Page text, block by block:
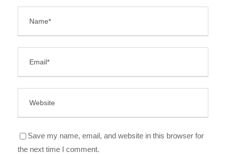
Save my name, email, and website in this browser for
the next time I comment.